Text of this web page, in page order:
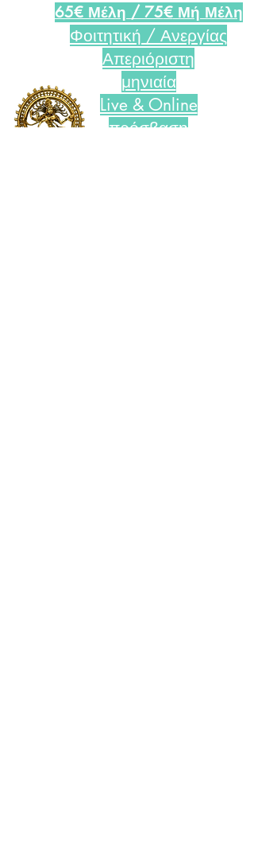
65€ Μέλη / 75€Μή Μέλη
Φοιτητική / Ανεργίας
Απεριόριστη
μηνιαία
Live & Online
πρόσβαση